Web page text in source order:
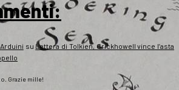
suLettera di Tolkien, Crickhowell vince l’asta
Grazie mille!